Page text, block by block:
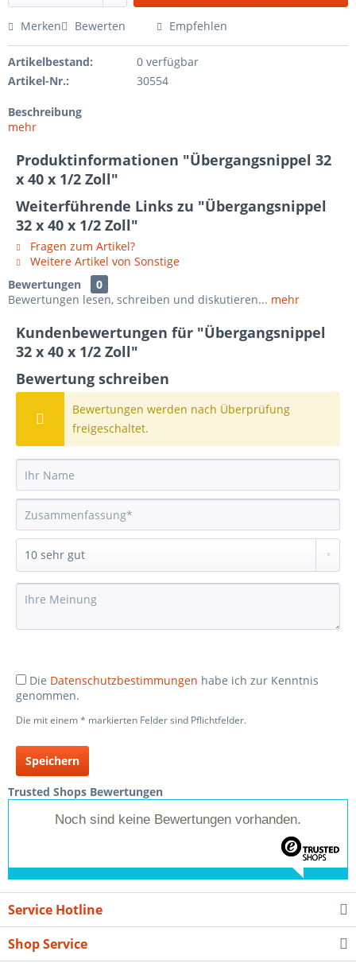
Merken Bewerten Empfehlen
Artikelbestand:
0 verfügbar
Artikel-Nr.:
30554
Beschreibung
mehr
Produktinformationen "Übergangsnippel 32
x 40 x 1/2 Zoll"
Weiterführende Links zu "Übergangsnippel
32 x 40 x 1/2 Zoll"
Fragen zum Artikel?
Weitere Artikel von Sonstige
Bewertungen
0
Bewertungen lesen, schreiben und diskutieren... mehr
Kundenbewertungen für "Übergangsnippel
32 x 40 x 1/2 Zoll"
Bewertung schreiben
Bewertungen werden nach Überprüfung
freigeschaltet.
Die Datenschutzbestimmungen habe ich zur Kenntnis
genommen.
Die mit einem * markierten Felder sind Pflichtfelder.
Speichern
Trusted Shops Bewertungen
Noch sind keine Bewertungen vorhanden.
Service Hotline
Shop Service